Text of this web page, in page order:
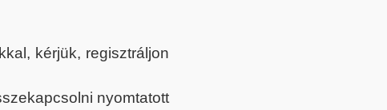
kérjük, regisztráljon
nyomtatott